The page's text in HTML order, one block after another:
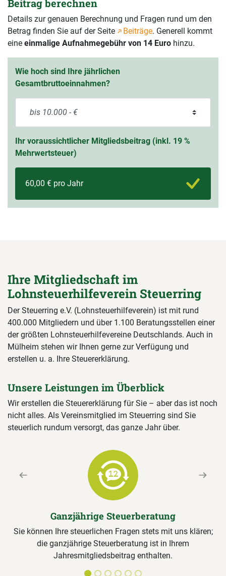
Beitrag berechnen
Details zur genauen Berechnung und Fragen rund um den
Betrag finden Sie auf der Seite
Beiträge. Generell kommt
eine einmalige Aufnahmegebühr von 14 Euro hinzu.
Wie hoch sind Ihre jährlichen
Gesamtbruttoeinnahmen?
Ihr voraussichtlicher Mitgliedsbeitrag (inkl. 19 %
Mehrwertsteuer)
60,00 € pro Jahr
Ihre Mitgliedschaft im
Lohnsteuerhilfeverein Steuerring
Der Steuerring e.V. (Lohnsteuerhilfeverein) ist mit rund
400.000 Mitgliedern und über 1.100 Beratungsstellen einer
der größten Lohnsteuerhilfevereine Deutschlands. Auch in
Mülheim stehen wir Ihnen gerne zur Verfügung und
erstellen u. a. Ihre Steuererklärung.
Unsere Leistungen im Überblick
Wir erstellen die Steuererklärung für Sie – aber das ist noch
nicht alles. Als Vereinsmitglied im Steuerring sind Sie
steuerlich rundum versorgt, das ganze Jahr über.
Ganzjährige Steuerberatung
Sie können Ihre steuerlichen Fragen stets mit uns klären;
die ganzjährige Steuerberatung ist in Ihrem
Jahresmitgliedsbeitrag enthalten.
Previous Next